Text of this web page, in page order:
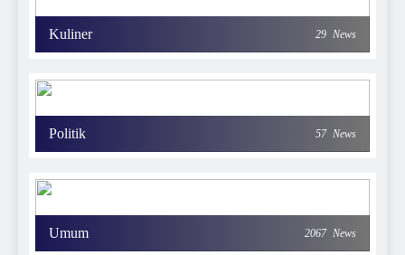
Kuliner 29 News
Politik 57 News
Umum 2067 News